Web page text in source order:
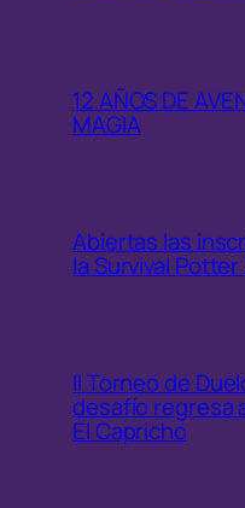
12 AÑOS DE
MAGIA
Abiertas las
la Survival
II Torneo de
desafío regresa
El Capricho